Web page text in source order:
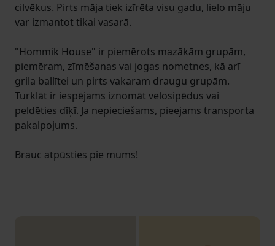
cilvēkus. Pirts māja tiek izīrēta visu gadu, lielo māju
var izmantot tikai vasarā.
"Hommik House" ir piemērots mazākām grupām,
piemēram, zīmēšanas vai jogas nometnes, kā arī
grila ballītei un pirts vakaram draugu grupām.
Turklāt ir iespējams iznomāt velosipēdus vai
peldēties dīķī. Ja nepieciešams, pieejams transporta
pakalpojums.
Brauc atpūsties pie mums!